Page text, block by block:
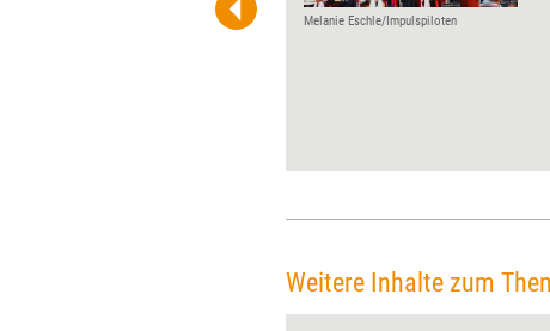
Melanie Eschle/Impulspiloten
Weitere Inhalte zum